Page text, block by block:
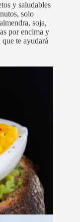
y saludables
solo
soja,
por encima y
te ayudará